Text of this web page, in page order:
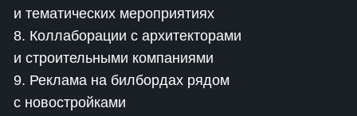
и тематических мероприятиях
8. Коллаборации с архитекторами
и строительными компаниями
9. Реклама на билбордах рядом
с новостройками